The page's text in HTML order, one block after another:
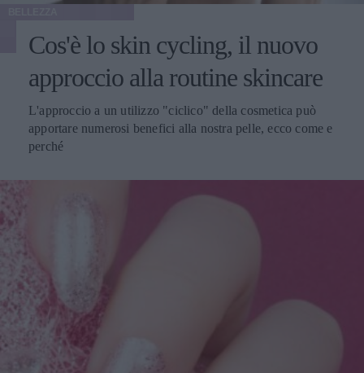
Cos'è lo skin cycling, il nuovo
approccio alla routine skincare
L'approccio a un utilizzo "ciclico" della cosmetica può
apportare numerosi benefici alla nostra pelle, ecco come e
perché